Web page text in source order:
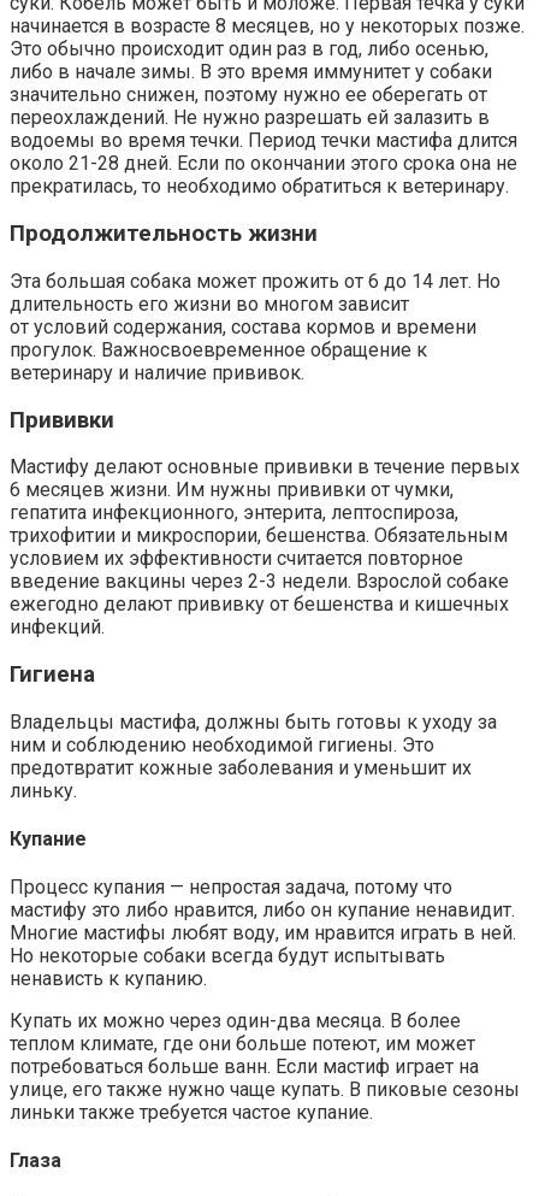
начинается в возрасте 8 месяцев, но у некоторых позже.
Это обычно происходит один раз в год, либо осенью,
либо в начале зимы. В это время иммунитет у собаки
значительно снижен, поэтому нужно ее оберегать от
переохлаждений. Не нужно разрешать ей залазить в
водоемы во время течки. Период течки мастифа длится
около 21-28 дней. Если по окончании этого срока она не
прекратилась, то необходимо обратиться к ветеринару.
Продолжительность жизни
Эта большая собака может прожить от 6 до 14 лет. Но
длительность его жизни во многом зависит
от условий содержания, состава кормов и времени
прогулок. Важносвоевременное обращение к
ветеринару и наличие прививок.
Прививки
Мастифу делают основные прививки в течение первых
6 месяцев жизни. Им нужны прививки от чумки,
гепатита инфекционного, энтерита, лептоспироза,
трихофитии и микроспории, бешенства. Обязательным
условием их эффективности считается повторное
введение вакцины через 2-3 недели. Взрослой собаке
ежегодно делают прививку от бешенства и кишечных
инфекций.
Гигиена
Владельцы мастифа, должны быть готовы к уходу за
ним и соблюдению необходимой гигиены. Это
предотвратит кожные заболевания и уменьшит их
линьку.
Купание
Процесс купания — непростая задача, потому что
мастифу это либо нравится, либо он купание ненавидит.
Многие мастифы любят воду, им нравится играть в ней.
Но некоторые собаки всегда будут испытывать
ненависть к купанию.
Купать их можно через один-два месяца. В более
теплом климате, где они больше потеют, им может
потребоваться больше ванн. Если мастиф играет на
улице, его также нужно чаще купать. В пиковые сезоны
линьки также требуется частое купание.
Глаза